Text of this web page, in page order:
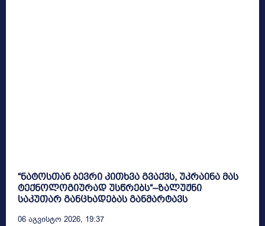
“ნატოსთან ბევრი კითხვა გვაქვს, უკრაინა მას
ტექნოლოგიურად უსწრებს“–ზალუჟნი
საკუთარ განცხადებას განმარტავს
06 Აგვისტო 2026, 19:37